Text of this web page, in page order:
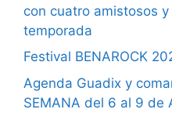
con cuatro amistosos
temporada
Festival BENAROCK
Agenda Guadix y
SEMANA del 6 al 9 de